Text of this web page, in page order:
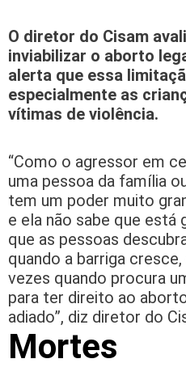
O diretor do Cisam
inviabilizar o aborto
alerta que essa
especialmente as
vítimas de violência.
“Como o agressor em
uma pessoa da família
tem um poder muito
e ela não sabe que está
que as pessoas
quando a barriga
vezes quando procura
para ter direito ao
adiado”, diz diretor do
Mortes